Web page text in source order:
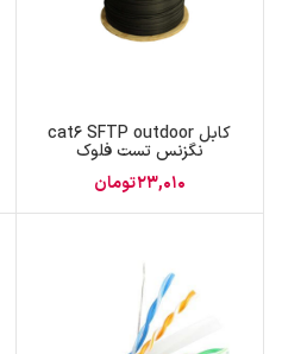
کابل cat6 SFTP outdoor
نگزنس تست فلوک
23,010تومان